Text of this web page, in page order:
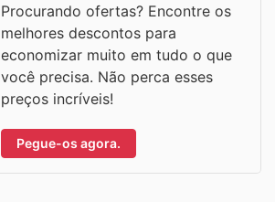
Procurando ofertas? Encontre os
melhores descontos para
economizar muito em tudo o que
você precisa. Não perca esses
preços incríveis!
Pegue-os agora.